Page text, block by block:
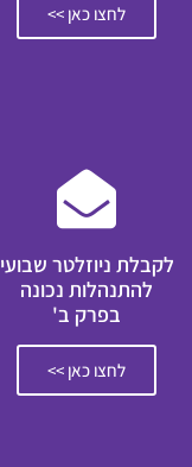
לחצו כאן >>
לקבלת ניוזלטר שבועי
להתנהלות נכונה
בפרק ב'
לחצו כאן >>